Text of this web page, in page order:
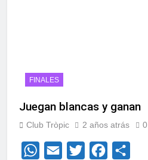
FINALES
Juegan blancas y ganan
Club Tròpic 2 años atrás 0
WhatsApp
Email TwitterFacebook